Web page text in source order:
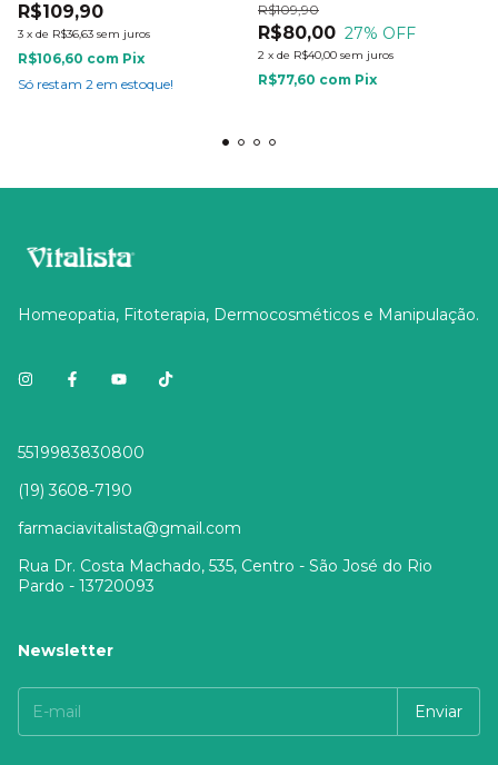
R$109,90
3 x de R$36,63 sem juros
R$106,60 com Pix
Só restam 2 em estoque!
R$80,00
R$109,90
27% OFF
2 x de R$40,00 sem juros
R$77,60 com Pix
Homeopatia, Fitoterapia, Dermocosméticos e Manipulação.
5519983830800
(19) 3608-7190
farmaciavitalista@gmail.com
Rua Dr. Costa Machado, 535, Centro - São José do Rio
Pardo - 13720093
Newsletter